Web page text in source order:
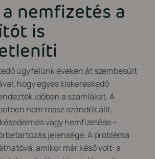
nemfizetés a
is
ügyfelünk éveken át szembesült
hogy egyes kiskereskedő
időben a számlákat. A
nem rossz szándék állt,
vagy nemfizetése –
jelensége. A probléma
amikor már késő volt: a